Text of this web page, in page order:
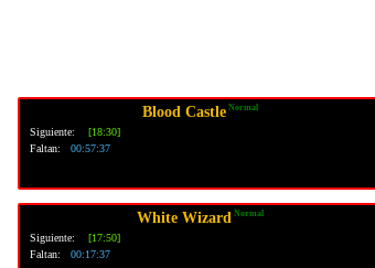
Blood Castle Normal
Siguiente:
[18:30]
Faltan: 00:57:36
White Wizard Normal
Siguiente:
[17:50]
Faltan: 00:17:36